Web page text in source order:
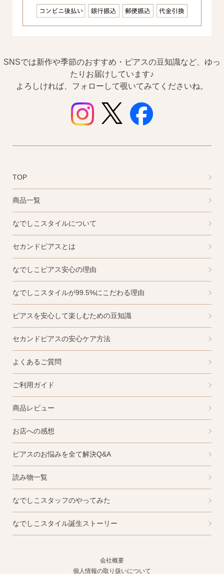
SNSでは新作や季節のおすすめ・ピアスの豆知識など、ゆっ
たりお届けしています♪
よろしければ、フォローして覗いてみてくださいね。
TOP
商品一覧
なでしこスタイルについて
セカンドピアスとは
なでしこピアス安心の理由
なでしこスタイルが99.5%にこだわる理由
ピアスを安心して楽しむための豆知識
セカンドピアスの安心ケア方法
よくあるご質問
ご利用ガイド
商品レビュー
お店への感想
ピアスのお悩みを全て解決Q&A
読み物一覧
なでしこスタッフのやってみた
なでしこスタイル誕生ストーリー
会社概要
個人情報の取り扱いについて